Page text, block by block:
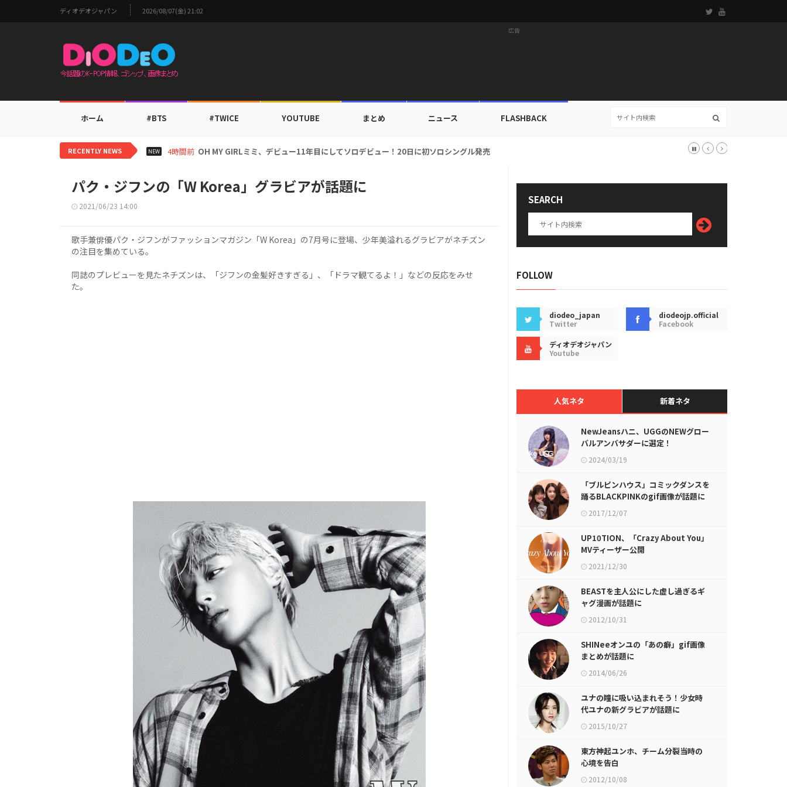
ディオデオジャパン 2026/08/07(金) 21:02
広告
ホーム #BTS #TWICE YOUTUBE まとめ ニュース FLASHBACK
RECENTLY NEWS NEW 6時間前 BTS V、ワールドカップ出入証を公開…証明写真でも完璧なビジュアル！
パク・ジフンの「W Korea」グラビアが話題に
2021/06/23 14:00
歌手兼俳優パク・ジフンがファッションマガジン「W Korea」の7月号に登場、少年美溢れるグラビアがネチズン
の注目を集めている。
同誌のプレビューを見たネチズンは、「ジフンの金髪好きすぎる」、「ドラマ観てるよ！」などの反応をみせ
た。
SEARCH
FOLLOW
diodeo_japan
Twitter
diodeojp.official
Facebook
ディオデオジャパン
Youtube
人気ネタ 新着ネタ
NewJeansハニ、UGGのNEWグロー
バルアンバサダーに選定！
2024/03/19
「ブルピンハウス」コミックダンスを
踊るBLACKPINKのgif画像が話題に
2017/12/07
UP10TION、「Crazy About You」
MVティーザー公開
2021/12/30
BEASTを主人公にした虚し過ぎるギ
ャグ漫画が話題に
2012/10/31
SHINeeオンユの「あの癖」gif画像
まとめが話題に
2014/06/26
ユナの瞳に吸い込まれそう！少女時
代ユナの新グラビアが話題に
2015/10/27
東方神起ユンホ、チーム分裂当時の
心境を告白
2012/10/08